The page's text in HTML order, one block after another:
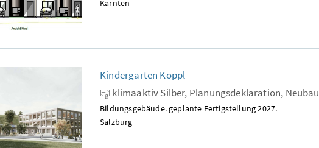
Kärnten
Kindergarten Koppl
klimaaktiv Silber, Planungsdeklaration, Neubau
Bildungsgebäude. geplante Fertigstellung 2027.
Salzburg